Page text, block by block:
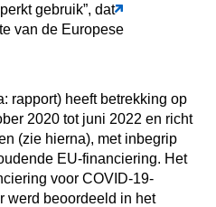
gebruik”, dat
van de Europese
rapport) heeft betrekking op
2020 tot juni 2022 en richt
(zie hierna), met inbegrip
EU-financiering. Het
voor COVID-19-
werd beoordeeld in het